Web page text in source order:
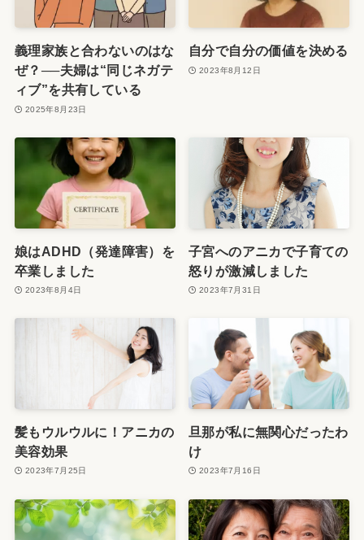
義理家族と合わないのはな
ぜ？──夫婦は“同じネガテ
ィブ”を共有している
2025年8月23日
自分で自分の価値を決める
2023年8月12日
娘はADHD（発達障害）を
卒業しました
2023年8月4日
子宮へのアニカで子育ての
怒りが激減しました
2023年7月31日
髪もウルウルに！アニカの
美容効果
2023年7月25日
旦那が私に無関心だったわ
け
2023年7月16日